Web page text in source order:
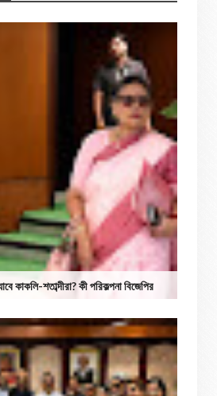
কাকলি-শতাব্দীরা? কী পরিকল্পনা বিজেপির